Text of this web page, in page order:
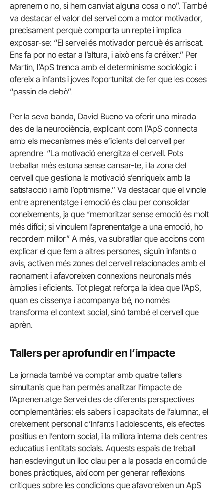
aprenem o no, si hem canviat alguna cosa o no”. També
va destacar el valor del servei com a motor motivador,
precisament perquè comporta un repte i implica
exposar-se: “El servei és motivador perquè és arriscat.
Ens fa por no estar a l’altura, i això ens fa créixer.” Per
Martín, l’ApS trenca amb el determinisme sociològic i
ofereix a infants i joves l’oportunitat de fer que les coses
“passin de debò”.
Per la seva banda, David Bueno va oferir una mirada
des de la neurociència, explicant com l’ApS connecta
amb els mecanismes més eficients del cervell per
aprendre: “La motivació energitza el cervell. Pots
treballar més estona sense cansar-te, i la zona del
cervell que gestiona la motivació s’enriqueix amb la
satisfacció i amb l’optimisme.” Va destacar que el vincle
entre aprenentatge i emoció és clau per consolidar
coneixements, ja que “memoritzar sense emoció és molt
més difícil; si vinculem l’aprenentatge a una emoció, ho
recordem millor.” A més, va subratllar que accions com
explicar el que fem a altres persones, siguin infants o
avis, activen més zones del cervell relacionades amb el
raonament i afavoreixen connexions neuronals més
àmplies i eficients. Tot plegat reforça la idea que l’ApS,
quan es dissenya i acompanya bé, no només
transforma el context social, sinó també el cervell que
aprèn.
Tallers per aprofundir en l’impacte
La jornada també va comptar amb quatre tallers
simultanis que han permès analitzar l’impacte de
l’Aprenentatge Servei des de diferents perspectives
complementàries: els sabers i capacitats de l’alumnat, el
creixement personal d’infants i adolescents, els efectes
positius en l’entorn social, i la millora interna dels centres
educatius i entitats socials. Aquests espais de treball
han esdevingut un lloc clau per a la posada en comú de
bones pràctiques, així com per generar reflexions
crítiques sobre les condicions que afavoreixen un ApS